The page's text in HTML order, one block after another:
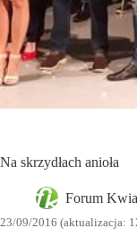
Na skrzydłach anioła
Forum
23/09/2016 (aktualizacja: